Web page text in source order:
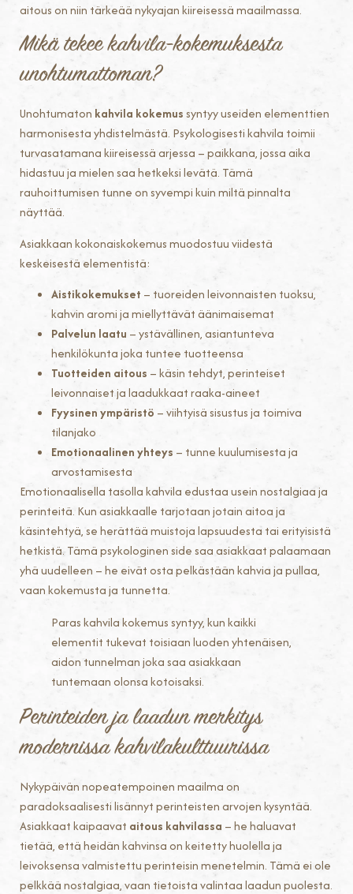
aitous on niin tärkeää nykyajan kiireisessä maailmassa.
Mikä tekee kahvila-kokemuksesta
unohtumattoman?
Unohtumaton kahvila kokemussyntyy useiden elementtien
harmonisesta yhdistelmästä. Psykologisesti kahvila toimii
turvasatamana kiireisessä arjessa – paikkana, jossa aika
hidastuu ja mielen saa hetkeksi levätä. Tämä
rauhoittumisen tunne on syvempi kuin miltä pinnalta
näyttää.
Asiakkaan kokonaiskokemus muodostuu viidestä
keskeisestä elementistä:
Aistikokemukset – tuoreiden leivonnaisten tuoksu,
kahvin aromi ja miellyttävät äänimaisemat
Palvelun laatu – ystävällinen, asiantunteva
henkilökunta joka tuntee tuotteensa
Tuotteiden aitous – käsin tehdyt, perinteiset
leivonnaiset ja laadukkaat raaka-aineet
Fyysinen ympäristö – viihtyisä sisustus ja toimiva
tilanjako
Emotionaalinen yhteys – tunne kuulumisesta ja
arvostamisesta
Emotionaalisella tasolla kahvila edustaa usein nostalgiaa ja
perinteitä. Kun asiakkaalle tarjotaan jotain aitoa ja
käsintehtyä, se herättää muistoja lapsuudesta tai erityisistä
hetkistä. Tämä psykologinen side saa asiakkaat palaamaan
yhä uudelleen – he eivät osta pelkästään kahvia ja pullaa,
vaan kokemusta ja tunnetta.
Paras kahvila kokemus syntyy, kun kaikki
elementit tukevat toisiaan luoden yhtenäisen,
aidon tunnelman joka saa asiakkaan
tuntemaan olonsa kotoisaksi.
Perinteiden ja laadun merkitys
modernissa kahvilakulttuurissa
Nykypäivän nopeatempoinen maailma on
paradoksaalisesti lisännyt perinteisten arvojen kysyntää.
Asiakkaat kaipaavat aitous kahvilassa – he haluavat
tietää, että heidän kahvinsa on keitetty huolella ja
leivoksensa valmistettu perinteisin menetelmin. Tämä ei ole
pelkkää nostalgiaa, vaan tietoista valintaa laadun puolesta.